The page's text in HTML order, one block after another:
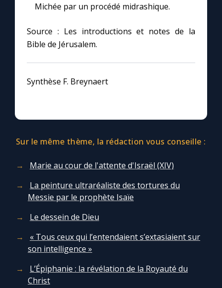
Michée par un procédé midrashique.
Source : Les introductions et notes de la
Bible de Jérusalem.
Synthèse F. Breynaert
Sur le même thème, la rédaction vous conseille :
Marie au cour de l'attente d'Israël (XIV)
La peinture ultraréaliste des tortures du
Messie par le prophète Isaïe
Le dessein de Dieu
« Tous ceux qui l’entendaient s’extasiaient sur
son intelligence »
L’Épiphanie : la révélation de la Royauté du
Christ